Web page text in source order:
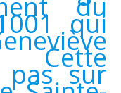
qui
Cette
pas sur